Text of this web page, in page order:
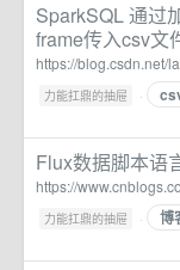
SparkSQL 通过
frame传入csv文
https://blog.csdn.net/
力能扛鼎的抽屉 ·
Flux数据脚本语
https://
力能扛鼎的抽屉 · 博